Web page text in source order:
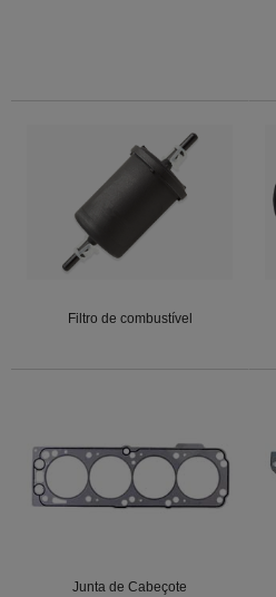
Filtro de combustível
Junta de Cabeçote